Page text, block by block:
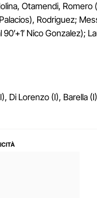
Otamendi, Romero
Rodriguez;
90’+1′ Nico Gonzalez);
Di Lorenzo (I), Barella